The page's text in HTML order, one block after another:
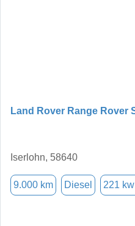
Land Rover Range Rover
Iserlohn, 58640
9.000 km Diesel 221